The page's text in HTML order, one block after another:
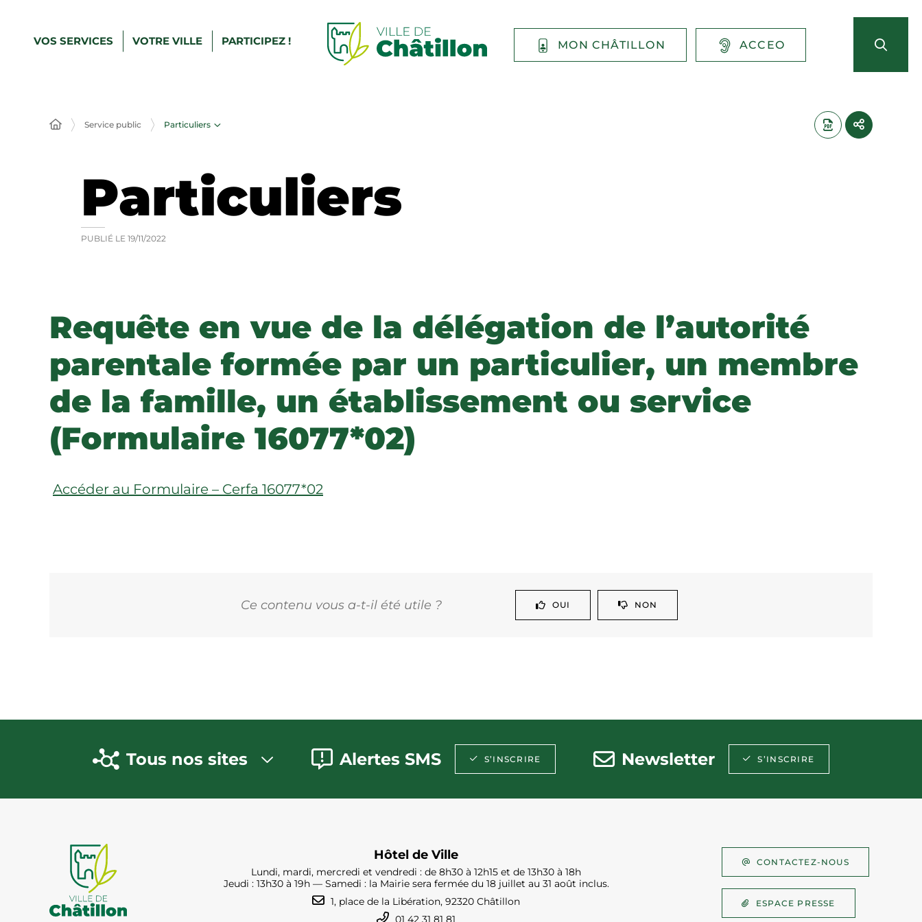
VOS SERVICES VOTRE VILLE PARTICIPEZ ! MON CHÂTILLON ACCEO
Service public Particuliers
Particuliers
PUBLIÉ LE 19/11/2022
Requête en vue de la délégation de l’autorité
parentale formée par un particulier, un membre
de la famille, un établissement ou service
(Formulaire 16077*02)
Accéder au Formulaire – Cerfa 16077*02
Ce contenu vous a-t-il été utile ? OUI NON
Tous nos sites Alertes SMS S’INSCRIRE Newsletter S’INSCRIRE
Hôtel de Ville
Lundi, mardi, mercredi et vendredi : de 8h30 à 12h15 et de 13h30 à 18h
Jeudi : 13h30 à 19h — Samedi : la Mairie sera fermée du 18 juillet au 31 août inclus.
1, place de la Libération, 92320 Châtillon
01 42 31 81 81
CONTACTEZ-NOUS
ESPACE PRESSE